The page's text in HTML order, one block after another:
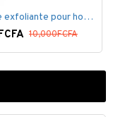
Éponge exfoliante pour homme
10,000FCFA